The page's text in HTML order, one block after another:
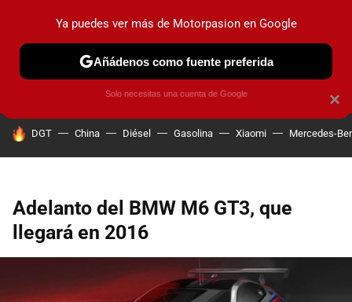
PRUEBAS COCHES ELÉCTRICOS OBSERVATORIO
HOY SE HABLA DE
DGT China Diésel Gasolina Xiaomi Mercedes-
Adelanto del BMW M6 GT3, que
llegará en 2016
×
Ya puedes ver más de Motorpasion en Google
Añádenos como fuente preferida
Solo necesitas una cuenta de Google